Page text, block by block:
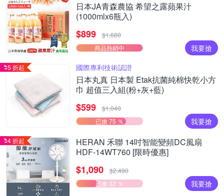
日本JA青森農協 希望之露蘋果汁
(1000mlx6瓶入)
$899
$1,680
商品熱銷中
我要搶
5 折起 國際專利技術認證
日本丸真 日本製 Etak抗菌純棉快乾小方
巾 超值三入組(粉+灰+藍)
$599
$1,040
已搶 75 ％
我要搶
4 折起
HERAN 禾聯 14吋智能變頻DC風扇
HDF-14WT760 [限時優惠]
$1,090
$2,490
已搶 32 ％
我要搶